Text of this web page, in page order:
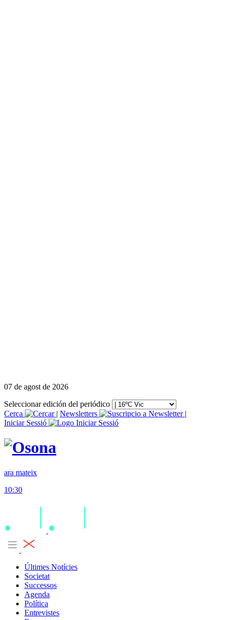
07 de agost de 2026
Seleccionar edición del periódico
Cerca
| Newsletters
|
Iniciar Sessió
ara mateix
10:30
Últimes Notícies
Societat
Successos
Agenda
Política
Entrevistes